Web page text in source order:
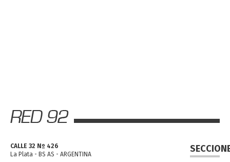
CALLE 32 Nº 426
La Plata - BS AS - ARGENTINA